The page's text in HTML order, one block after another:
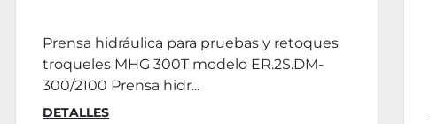
Prensa hidráulica de sobremesa con
bastidor en cuello de cisne LIZUAN modelo
PS de 40KN. Prensa h...
DETALLES